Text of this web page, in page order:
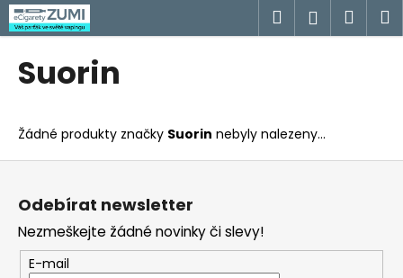
Přejít
na
obsah
Hledat
Suorin
Žádné produkty značky Suorin nebyly nalezeny...
K
o
o
p
o
t
ř
e
b
Z
Odebírat newsletter
Nezmeškejte žádné novinky či slevy!
E-mail